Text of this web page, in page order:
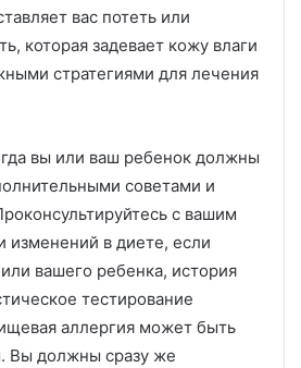
вас потеть или
которая задевает кожу влаги
стратегиями для лечения
вы или ваш ребенок должны
советами и
с вашим
изменений в диете, если
вашего ребенка, история
тестирование
аллергия может быть
Вы должны сразу же